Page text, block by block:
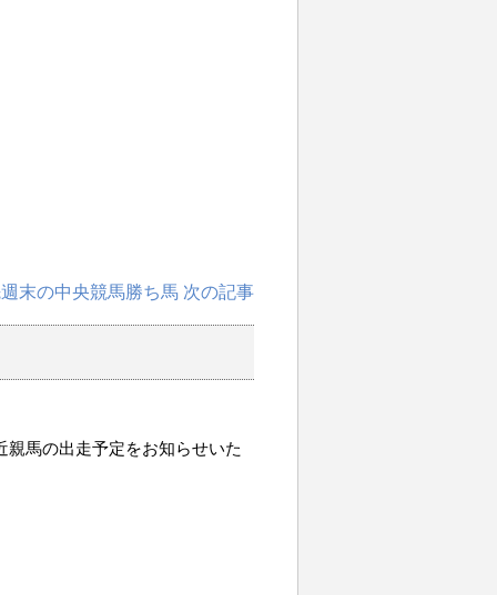
末の中央競馬勝ち馬 次の記事
親馬の出走予定をお知らせいた